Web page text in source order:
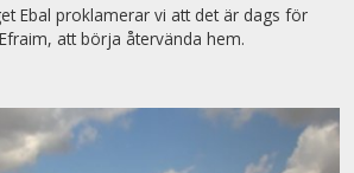
Ebal proklamerar vi att det är dags för
att börja återvända hem.